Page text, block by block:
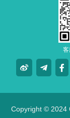
客
Copyright © 2024